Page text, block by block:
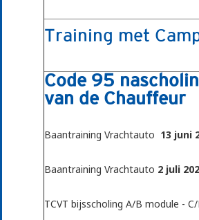
Training met
Code 95
van de Chauffeur
Baantraining Vrachtauto 13 juni
Baantraining Vrachtauto 2 juli
TCVT bijsscholing A/B module -